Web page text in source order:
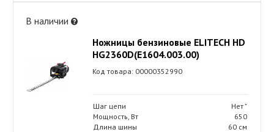
В наличии
Ножницы бензиновые ELITECH HD
HG2360D(Е1604.003.00)
Код товара: 00000352990
Шаг цепи
Нет "
Мощность, Вт
650
Длина шины
60 см